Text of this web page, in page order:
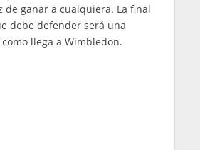
de ganar a cualquiera. La final
debe defender será una
llega a Wimbledon.